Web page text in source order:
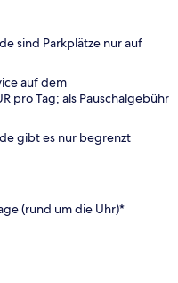
sind Parkplätze nur auf
auf dem
pro Tag; als Pauschalgebühr
gibt es nur begrenzt
(rund um die Uhr)*